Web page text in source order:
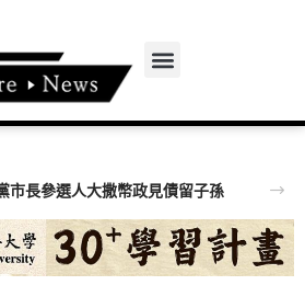
市長參選人大撒幣政見債留子孫